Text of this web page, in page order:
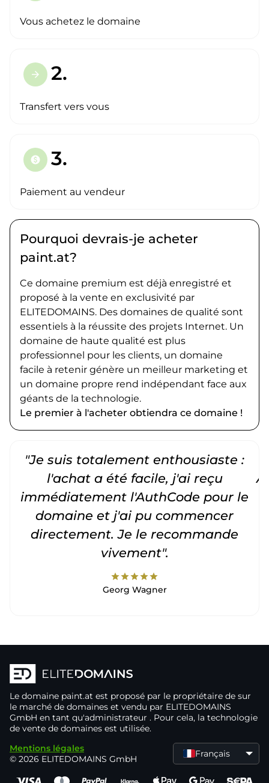
Vous achetez le domaine
arrow_forward 2.
Transfert vers vous
paid 3.
Paiement au vendeur
Pourquoi devrais-je acheter
paint.at?
Ce domaine premium est déjà enregistré et
proposé à la vente en exclusivité par
ELITEDOMAINS. Des domaines de qualité sont
essentiels à la réussite des projets Internet. Un
domaine de haute qualité est plus
professionnel pour les clients, un domaine
facile à retenir génère un meilleur marketing et
un domaine propre rend indépendant face aux
géants de la technologie.
Le premier à l'acheter obtiendra ce domaine !
"Je suis totalement enthousiaste :
l'achat a été facile, j'ai reçu
immédiatement l'AuthCode pour le
domaine et j'ai pu commencer
directement. Je le recommande
vivement".
starstarstarstarstar
Georg Wagner
Le domaine paint.at est proposé par le propriétaire de sur
le marché de domaines et vendu par ELITEDOMAINS
GmbH en tant qu'administrateur . Pour cela, la technologie
de vente de domaines est utilisée.
Mentions légales
© 2026 ELITEDOMAINS GmbH
Français